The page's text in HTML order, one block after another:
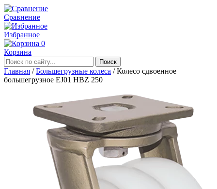
Сравнение
Избранное
0
Корзина
Главная /Большегрузные колеса /Колесо сдвоенное
большегрузное EJ01 HBZ 250